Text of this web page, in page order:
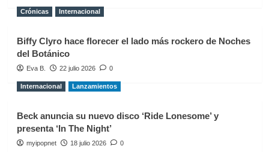
Crónicas Internacional
Biffy Clyro hace florecer el lado más rockero de Noches
del Botánico
Eva B. 22 julio 2026 0
Internacional Lanzamientos
Beck anuncia su nuevo disco ‘Ride Lonesome’ y
presenta ‘In The Night’
myipopnet 18 julio 2026 0